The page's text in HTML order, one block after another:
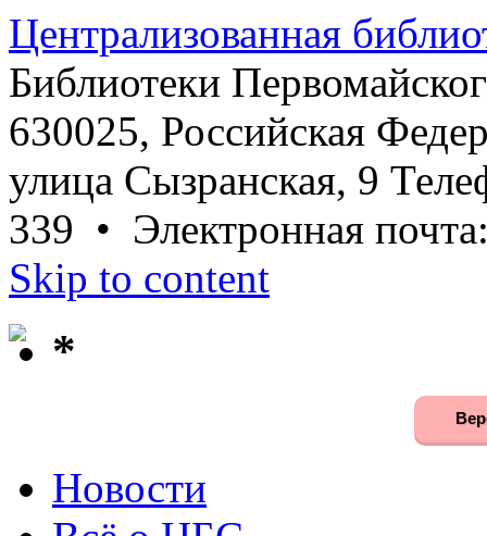
Централизованная
Библиотеки
630025, Российская
улица Сызранская, 9
339 • Электронная
Skip to content
*
Новости